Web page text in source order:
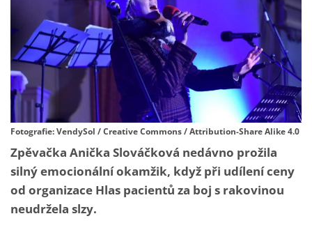
Fotografie: VendySol / Creative Commons / Attribution-Share Alike 4.0
Zpěvačka Anička Slováčková nedávno prožila
silný emocionální okamžik, když při udílení ceny
od organizace Hlas pacientů za boj s rakovinou
neudržela slzy.